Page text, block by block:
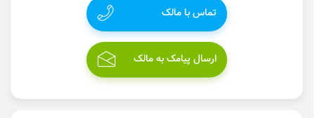
تماس با مالک
ارسال پیامک به مالک